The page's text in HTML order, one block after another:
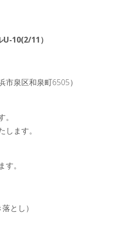
10(2/11）
泉区和泉町6505）
ます。
。
とし）